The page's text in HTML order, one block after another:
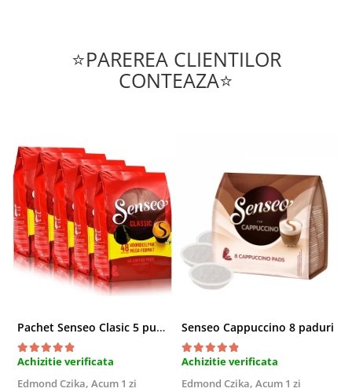
⭐PAREREA CLIENTILOR
CONTEAZA⭐
Pachet Senseo Clasic 5 pungi x 48 paduri
Achizitie verificata
Edmond Czika, Acum 1 zi
Senseo Cappuccino 8 paduri
Achizitie verificata
Edmond Czika, Acum 1 zi